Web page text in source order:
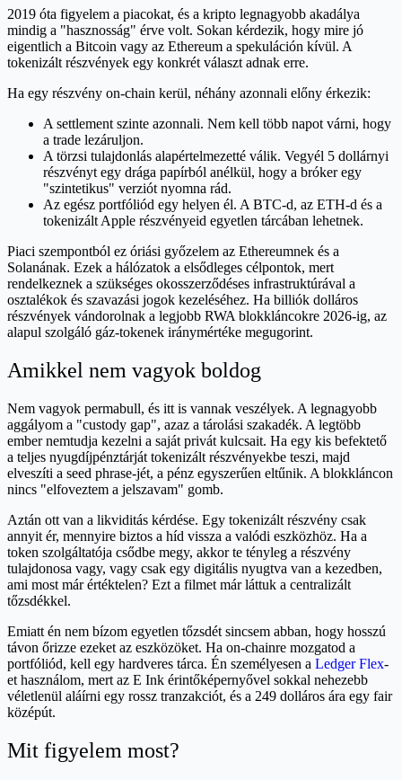
2019 óta figyelem a piacokat, és a kripto legnagyobb akadálya
mindig a "hasznosság" érve volt. Sokan kérdezik, hogy mire jó
eigentlich a Bitcoin vagy az Ethereum a spekuláción kívül. A
tokenizált részvények egy konkrét választ adnak erre.
Ha egy részvény on-chain kerül, néhány azonnali előny érkezik:
A settlement szinte azonnali. Nem kell több napot várni, hogy
a trade lezáruljon.
A törzsi tulajdonlás alapértelmezetté válik. Vegyél 5 dollárnyi
részvényt egy drága papírból anélkül, hogy a bróker egy
"szintetikus" verziót nyomna rád.
Az egész portfóliód egy helyen él. A BTC-d, az ETH-d és a
tokenizált Apple részvényeid egyetlen tárcában lehetnek.
Piaci szempontból ez óriási győzelem az Ethereumnek és a
Solanának. Ezek a hálózatok a elsődleges célpontok, mert
rendelkeznek a szükséges okosszerződéses infrastruktúrával a
osztalékok és szavazási jogok kezeléséhez. Ha billiók dolláros
részvények vándorolnak a legjobb RWA blokkláncokre 2026-ig, az
alapul szolgáló gáz-tokenek iránymértéke megugorint.
Amikkel nem vagyok boldog
Nem vagyok permabull, és itt is vannak veszélyek. A legnagyobb
aggályom a "custody gap", azaz a tárolási szakadék. A legtöbb
ember nemtudja kezelni a saját privát kulcsait. Ha egy kis befektető
a teljes nyugdíjpénztárját tokenizált részvényekbe teszi, majd
elveszíti a seed phrase-jét, a pénz egyszerűen eltűnik. A blokkláncon
nincs "elfoveztem a jelszavam" gomb.
Aztán ott van a likviditás kérdése. Egy tokenizált részvény csak
annyit ér, mennyire biztos a híd vissza a valódi eszközhöz. Ha a
token szolgáltatója csődbe megy, akkor te tényleg a részvény
tulajdonosa vagy, vagy csak egy digitális nyugtva van a kezedben,
ami most már értéktelen? Ezt a filmet már láttuk a centralizált
tőzsdékkel.
Emiatt én nem bízom egyetlen tőzsdét sincsem abban, hogy hosszú
távon őrizze ezeket az eszközöket. Ha on-chainre mozgatod a
portfóliód, kell egy hardveres tárca. Én személyesen a Ledger Flex-
et használom, mert az E Ink érintőképernyővel sokkal nehezebb
véletlenül aláírni egy rossz tranzakciót, és a 249 dolláros ára egy fair
középút.
Mit figyelem most?